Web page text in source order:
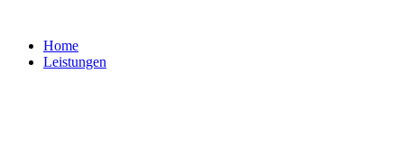
springenHome
Leistungen